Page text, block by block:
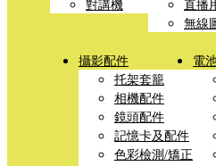
對講機
直播
無線
攝影配件
托架套籠
相機配件
鏡頭配件
記憶卡及配件
色彩檢測/矯正
電